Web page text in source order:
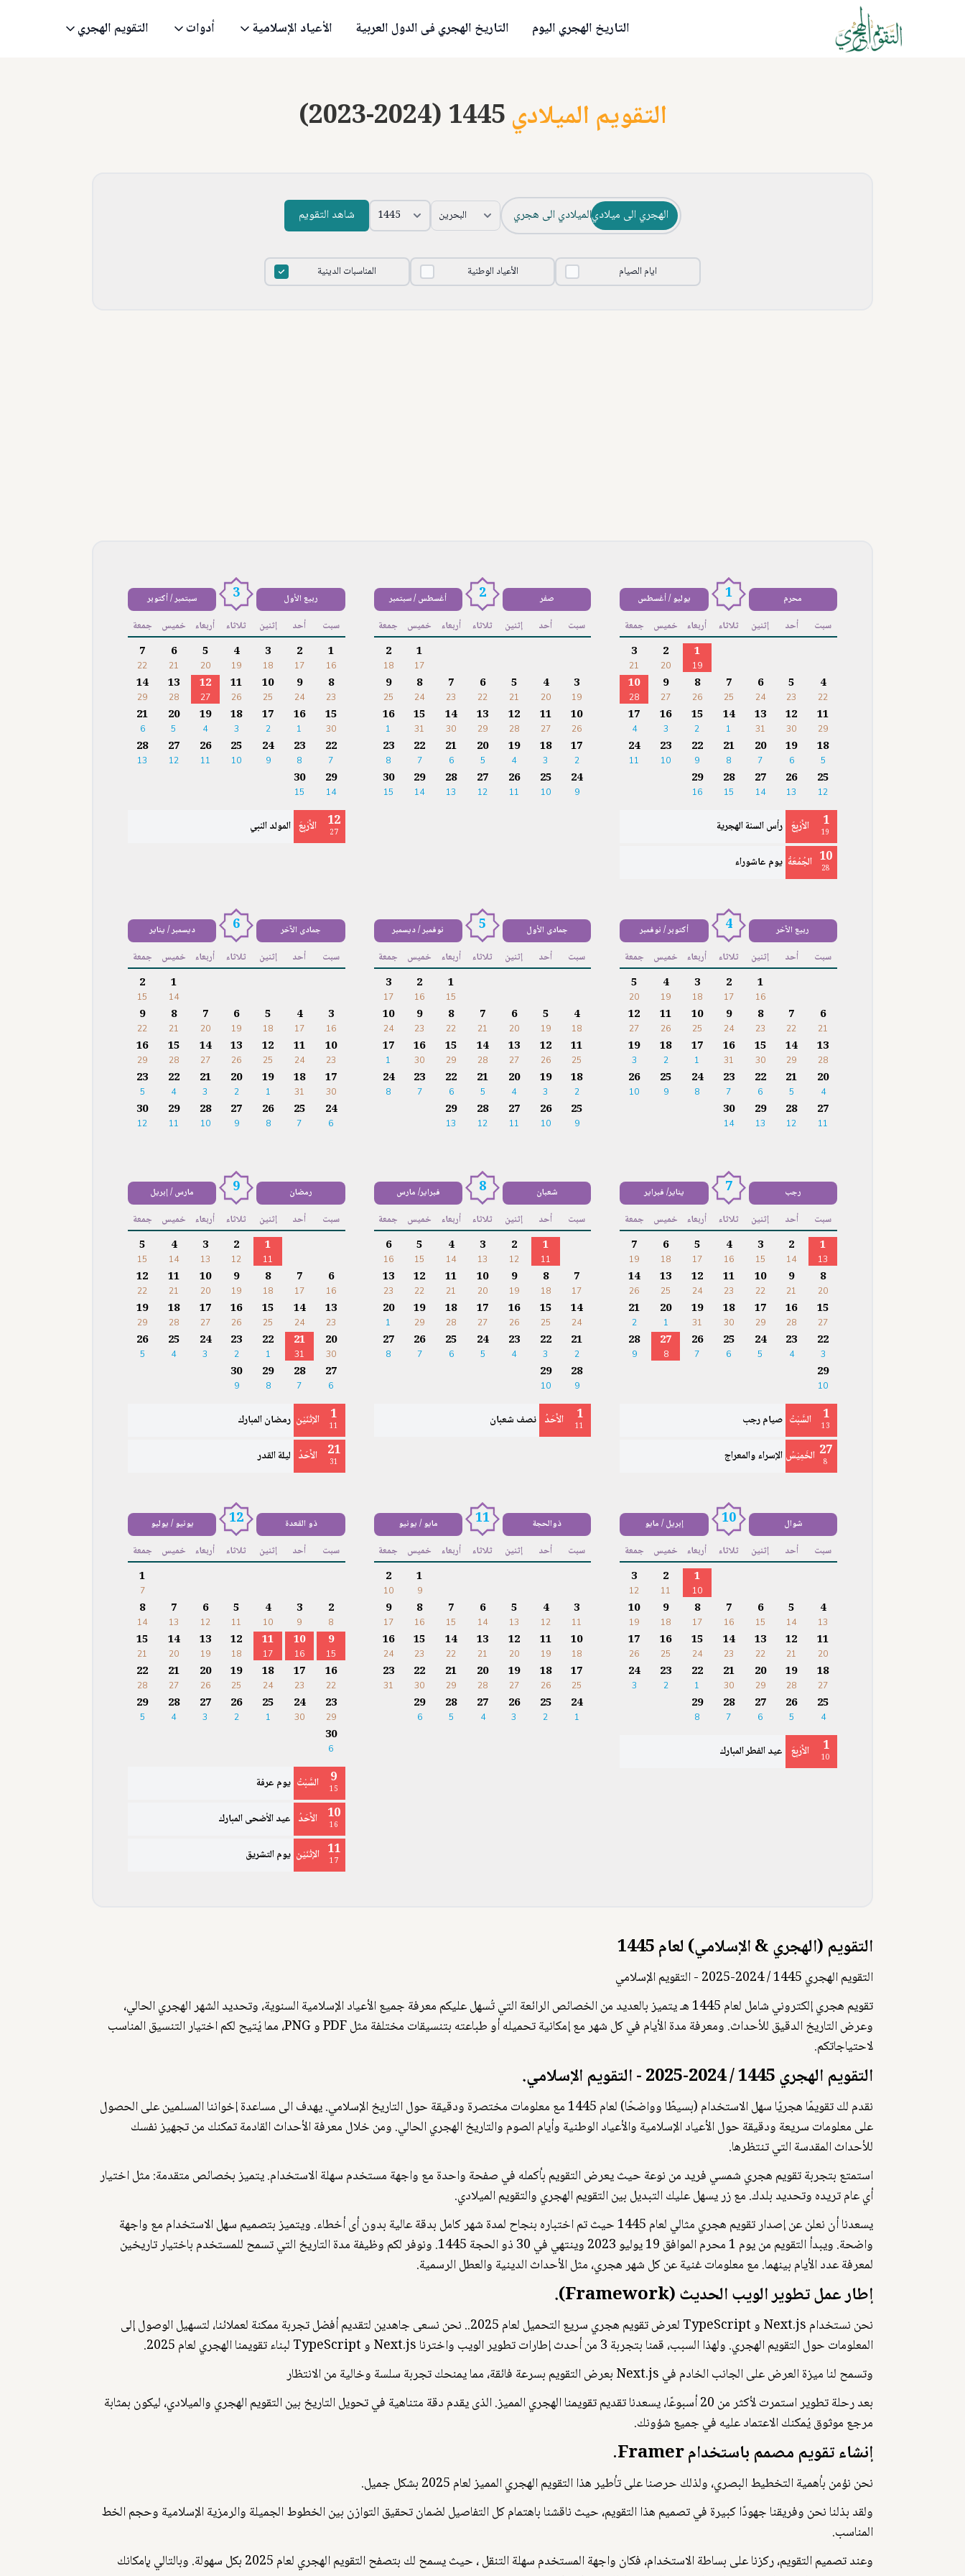
التاريخ الهجري اليوم التاريخ الهجري فى الدول العربية الأعياد الإسلامية أدوات التقويم الهجري
(2023-2024) 1445التقويم الميلادي
شاهد التقويم الميلادي الى هجريالهجري الى ميلادي
المناسبات الدينية الأعياد الوطنية ايام الصيام
محرم 1 يوليو / أغسطس
سبت أحد إثنين ثلاثاء أربعاء خميس جمعة
1
19
2
20
3
21
4
22
5
23
6
24
7
25
8
26
9
27
10
28
11
29
12
30
13
31
14
1
15
2
16
3
17
4
18
5
19
6
20
7
21
8
22
9
23
10
24
11
25
12
26
13
27
14
28
15
29
16
1
19 الأَرْبِعَ رأس السنة الهجرية
10
28 الجُمُعَةُ يوم عاشوراء
صفر 2 أغسطس / سبتمبر
سبت أحد إثنين ثلاثاء أربعاء خميس جمعة
1
17
2
18
3
19
4
20
5
21
6
22
7
23
8
24
9
25
10
26
11
27
12
28
13
29
14
30
15
31
16
1
17
2
18
3
19
4
20
5
21
6
22
7
23
8
24
9
25
10
26
11
27
12
28
13
29
14
30
15
ربيع الأول 3 سبتمبر / أكتوبر
سبت أحد إثنين ثلاثاء أربعاء خميس جمعة
1
16
2
17
3
18
4
19
5
20
6
21
7
22
8
23
9
24
10
25
11
26
12
27
13
28
14
29
15
30
16
1
17
2
18
3
19
4
20
5
21
6
22
7
23
8
24
9
25
10
26
11
27
12
28
13
29
14
30
15
12
27 الأَرْبِعَ المولد النبي
ربيع الآخر 4 أكتوبر / نوفمبر
سبت أحد إثنين ثلاثاء أربعاء خميس جمعة
1
16
2
17
3
18
4
19
5
20
6
21
7
22
8
23
9
24
10
25
11
26
12
27
13
28
14
29
15
30
16
31
17
1
18
2
19
3
20
4
21
5
22
6
23
7
24
8
25
9
26
10
27
11
28
12
29
13
30
14
جمادى الأول 5 نوفمبر / ديسمبر
سبت أحد إثنين ثلاثاء أربعاء خميس جمعة
1
15
2
16
3
17
4
18
5
19
6
20
7
21
8
22
9
23
10
24
11
25
12
26
13
27
14
28
15
29
16
30
17
1
18
2
19
3
20
4
21
5
22
6
23
7
24
8
25
9
26
10
27
11
28
12
29
13
جمادى الآخر 6 ديسمبر / يناير
سبت أحد إثنين ثلاثاء أربعاء خميس جمعة
1
14
2
15
3
16
4
17
5
18
6
19
7
20
8
21
9
22
10
23
11
24
12
25
13
26
14
27
15
28
16
29
17
30
18
31
19
1
20
2
21
3
22
4
23
5
24
6
25
7
26
8
27
9
28
10
29
11
30
12
رجب 7 يناير/ فبراير
سبت أحد إثنين ثلاثاء أربعاء خميس جمعة
1
13
2
14
3
15
4
16
5
17
6
18
7
19
8
20
9
21
10
22
11
23
12
24
13
25
14
26
15
27
16
28
17
29
18
30
19
31
20
1
21
2
22
3
23
4
24
5
25
6
26
7
27
8
28
9
29
10
1
13 السَّبْتُ صيام رجب
27
8 الخَمِيْسُ الإسراء والمعراج
شعبان 8 فبراير/ مارس
سبت أحد إثنين ثلاثاء أربعاء خميس جمعة
1
11
2
12
3
13
4
14
5
15
6
16
7
17
8
18
9
19
10
20
11
21
12
22
13
23
14
24
15
25
16
26
17
27
18
28
19
29
20
1
21
2
22
3
23
4
24
5
25
6
26
7
27
8
28
9
29
10
1
11 الأَحَدُ نصف شعبان
رمضان 9 مارس / إبريل
سبت أحد إثنين ثلاثاء أربعاء خميس جمعة
1
11
2
12
3
13
4
14
5
15
6
16
7
17
8
18
9
19
10
20
11
21
12
22
13
23
14
24
15
25
16
26
17
27
18
28
19
29
20
30
21
31
22
1
23
2
24
3
25
4
26
5
27
6
28
7
29
8
30
9
1
11 الإثْنَيْن رمضان المبارك
21
31 الأَحَدُ ليلة القدر
شوال 10 إبريل / مايو
سبت أحد إثنين ثلاثاء أربعاء خميس جمعة
1
10
2
11
3
12
4
13
5
14
6
15
7
16
8
17
9
18
10
19
11
20
12
21
13
22
14
23
15
24
16
25
17
26
18
27
19
28
20
29
21
30
22
1
23
2
24
3
25
4
26
5
27
6
28
7
29
8
1
10 الأَرْبِعَ عيد الفطر المبارك
ذوالحجة 11 مايو / يونيو
سبت أحد إثنين ثلاثاء أربعاء خميس جمعة
1
9
2
10
3
11
4
12
5
13
6
14
7
15
8
16
9
17
10
18
11
19
12
20
13
21
14
22
15
23
16
24
17
25
18
26
19
27
20
28
21
29
22
30
23
31
24
1
25
2
26
3
27
4
28
5
29
6
ذو القعدة 12 يونيو / يوليو
سبت أحد إثنين ثلاثاء أربعاء خميس جمعة
1
7
2
8
3
9
4
10
5
11
6
12
7
13
8
14
9
15
10
16
11
17
12
18
13
19
14
20
15
21
16
22
17
23
18
24
19
25
20
26
21
27
22
28
23
29
24
30
25
1
26
2
27
3
28
4
29
5
30
6
9
15 السَّبْتُ يوم عرفة
10
16 الأَحَدُ عيد الأضحى المبارك
11
17 الإثْنَيْن يوم التشريق
التقويم (الهجري & الإسلامي) لعام 1445
التقويم الهجري 1445 / 2024-2025 - التقويم الإسلامي
تقويم هجري إلكتروني شامل لعام 1445 هـ يتميز بالعديد من الخصائص الرائعة التي تُسهل عليكم معرفة جميع الأعياد الإسلامية السنوية، وتحديد الشهر الهجري الحالي،
وعرض التاريخ الدقيق للأحداث. ومعرفة مدة الأيام في كل شهر مع إمكانية تحميله أو طباعته بتنسيقات مختلفة مثل PDF و PNG، مما يُتيح لكم اختيار التنسيق المناسب
لاحتياجاتكم.
التقويم الهجري 1445 / 2024-2025 - التقويم الإسلامي.
نقدم لك تقويمًا هجريًا سهل الاستخدام (بسيطًا وواضحًا) لعام 1445 مع معلومات مختصرة ودقيقة حول التاريخ الإسلامي. يهدف الى مساعدة إخواننا المسلمين على الحصول
على معلومات سريعة ودقيقة حول الأعياد الإسلامية والأعياد الوطنية وأيام الصوم والتاريخ الهجري الحالي. ومن خلال معرفة الأحداث القادمة تمكنك من تجهيز نفسك
للأحداث المقدسة التي تنتظرها.
استمتع بتجربة تقويم هجري شمسي فريد من نوعة حيث يعرض التقويم بأكمله في صفحة واحدة مع واجهة مستخدم سهلة الاستخدام. يتميز بخصائص متقدمة: مثل اختيار
أي عام تريده وتحديد بلدك. مع زر يسهل عليك التبديل بين التقويم الهجري والتقويم الميلادي.
يسعدنا أن نعلن عن إصدار تقويم هجري مثالي لعام 1445 حيث تم اختباره بنجاح لمدة شهر كامل بدقة عالية بدون أى أخطاء. ويتميز بتصميم سهل الاستخدام مع واجهة
واضحة. ويبدأ التقويم من يوم 1 محرم الموافق 19 يوليو 2023 وينتهي في 30 ذو الحجة 1445. ونوفر لكم وظيفة مدة التاريخ التي تسمح للمستخدم باختيار تاريخين
لمعرفة عدد الأيام بينهما. مع معلومات غنية عن كل شهر هجري، مثل الأحداث الدينية والعطل الرسمية.
إطار عمل تطوير الويب الحديث (Framework).
نحن نستخدام Next.js و TypeScript لعرض تقويم هجري سريع التحميل لعام 2025.. نحن نسعى جاهدين لتقديم أفضل تجربة ممكنة لعملائنا، لتسهيل الوصول إلى
المعلومات حول التقويم الهجري. ولهذا السبب، قمنا بتجربة 3 من أحدث إطارات تطوير الويب واخترنا Next.js و TypeScript لبناء تقويمنا الهجري لعام 2025.
وتسمح لنا ميزة العرض على الجانب الخادم في Next.js بعرض التقويم بسرعة فائقة، مما يمنحك تجربة سلسة وخالية من الانتظار
بعد رحلة تطوير استمرت لأكثر من 20 أسبوعًا، يسعدنا تقديم تقويمنا الهجري المميز. الذى يقدم دقة متناهية في تحويل التاريخ بين التقويم الهجري والميلادي، ليكون بمثابة
مرجع موثوق يُمكنك الاعتماد عليه في جميع شؤونك.
إنشاء تقويم مصمم باستخدام Framer.
نحن نؤمن بأهمية التخطيط البصري، ولذلك حرصنا على تأطير هذا التقويم الهجري المميز لعام 2025 بشكل جميل.
ولقد بذلنا نحن وفريقنا جهودًا كبيرة في تصميم هذا التقويم، حيث ناقشنا باهتمام كل التفاصيل لضمان تحقيق التوازن بين الخطوط الجميلة والرمزية الإسلامية وحجم الخط
المناسب.
وعند تصميم التقويم، ركزنا على بساطة الاستخدام، فكان واجهة المستخدم سهلة التنقل ، حيث يسمح لك بتصفح التقويم الهجري لعام 2025 بكل سهولة. وبالتالي بإمكانك